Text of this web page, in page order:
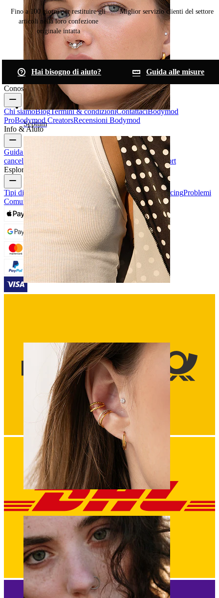
Septum
Capezzolo
Orecchio
Fino a 100 giorni per restituire gli
articoli nella loro confezione
originale intatta
Miglior servizio clienti del settore
Hai bisogno di aiuto?
Guida alle misure
Conosci Bodymod
Chi siamoBlogTermini & condizioniContattaciBodymod
ProBodymod CreatorsRecensioni Bodymod
Info & Aiuto
Guida alle taglie Traccia il tuo ordine ConsegnaResi &
cancellazioni
PagamentiIl mio account
Bodymod support
Esplora
Tipi di Gioielli da PiercingMateriali dei gioielli da piercingProblemi
Comuni Dei Piercing e Cura